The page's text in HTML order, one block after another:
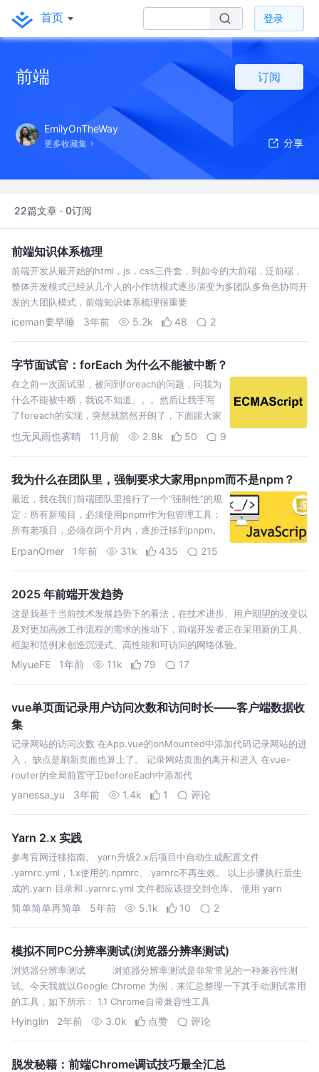
首页 登录
前端 订阅
EmilyOnTheWay
更多收藏集
22篇文章 · 0订阅
前端知识体系梳理
前端开发从最开始的html，js，css三件套，到如今的大前端，泛前端，
整体开发模式已经从几个人的小作坊模式逐步演变为多团队多角色协同开
发的大团队模式，前端知识体系梳理很重要
iceman要早睡 3年前 5.2k 48 2
字节面试官：forEach 为什么不能被中断？
在之前一次面试里，被问到foreach的问题，问我为
什么不能被中断，我说不知道。。。然后让我手写
了foreach的实现，突然就豁然开朗了，下面跟大家
一起学习探讨下foreach的实现 快速答案 for
也无风雨也雾晴 11月前 2.8k 50 9
我为什么在团队里，强制要求大家用pnpm而不是npm？
最近，我在我们前端团队里推行了一个“强制性”的规
定：所有新项目，必须使用pnpm作为包管理工具；
所有老项目，必须在两个月内，逐步迁移到pnpm。
这个决定，一开始在团队里是有阻力的。 有同事
ErpanOmer 1年前 31k 435 215
2025 年前端开发趋势
这是我基于当前技术发展趋势下的看法，在技术进步、用户期望的改变以
及对更加高效工作流程的需求的推动下，前端开发者正在采用新的工具、
框架和范例来创造沉浸式、高性能和可访问的网络体验。
MiyueFE 1年前 11k 79 17
vue单页面记录用户访问次数和访问时长——客户端数据收
集
记录网站的访问次数 在App.vue的onMounted中添加代码记录网站的进
入， 缺点是刷新页面也算上了。 记录网站页面的离开和进入 在vue-
router的全局前置守卫beforeEach中添加代
yanessa_yu 3年前 1.4k 1 评论
Yarn 2.x 实践
参考官网迁移指南。 yarn升级2.x后项目中自动生成配置文件
.yarnrc.yml，1.x使用的.npmrc、.yarnrc不再生效。 以上步骤执行后生
成的.yarn 目录和 .yarnrc.yml 文件都应该提交到仓库。 使用 yarn
config set 命令设置的值…
简单简单再简单 5年前 5.1k 10 2
模拟不同PC分辨率测试(浏览器分辨率测试)
浏览器分辨率测试 浏览器分辨率测试是非常常见的一种兼容性测
试。今天我就以Google Chrome 为例，来汇总整理一下其手动测试常用
的工具，如下所示： 1.1 Chrome自带兼容性工具
Hyinglin 2年前 3.0k 点赞 评论
脱发秘籍：前端Chrome调试技巧最全汇总